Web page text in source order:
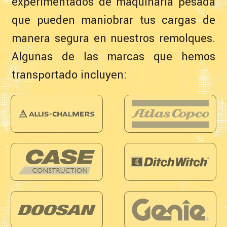
que pueden maniobrar tus cargas de
manera segura en nuestros remolques.
Algunas de las marcas que hemos
transportado incluyen: